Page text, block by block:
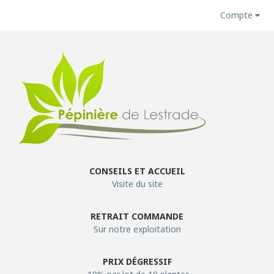
Compte
CONSEILS ET ACCUEIL
Visite du site
RETRAIT COMMANDE
Sur notre exploitation
PRIX DÉGRESSIF